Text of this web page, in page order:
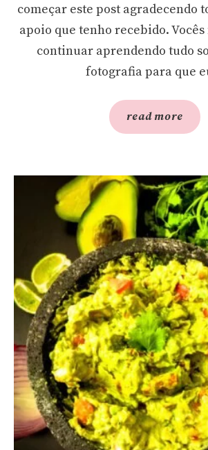
começar este post agradecendo
apoio que tenho recebido.
continuar aprendendo tudo
fotografia para que
read more